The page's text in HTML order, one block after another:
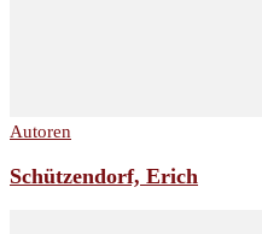
Autoren
Schützendorf, Erich